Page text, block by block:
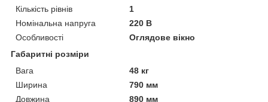
Кількість рівнів
1
Номінальна напруга
220 В
Особливості
Оглядове вікно
Габаритні розміри
Вага
48 кг
Ширина
790 мм
Довжина
890 мм